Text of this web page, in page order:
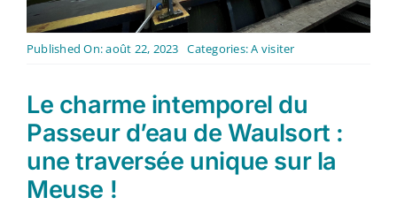
Français
Published On: août 22, 2023 Categories:A visiter
Le charme intemporel du
Passeur d’eau de Waulsort :
une traversée unique sur la
Meuse !